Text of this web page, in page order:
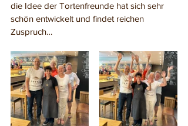
die Idee der Tortenfreunde hat sich sehr
schön entwickelt und findet reichen
Zuspruch…